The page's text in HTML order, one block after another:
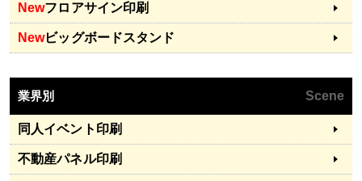
Newフロアサイン印刷
Newビッグボードスタンド
業界別 Scene
同人イベント印刷
不動産パネル印刷